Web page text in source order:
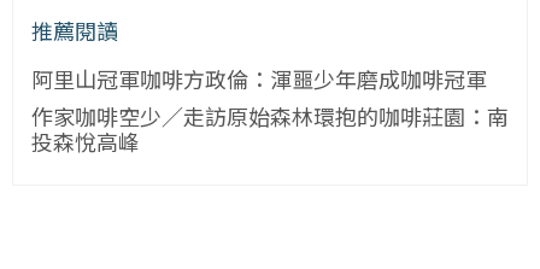
推薦閱讀
阿里山冠軍咖啡方政倫：渾噩少年磨成咖啡冠軍
作家咖啡空少／走訪原始森林環抱的咖啡莊園：南
投森悅高峰